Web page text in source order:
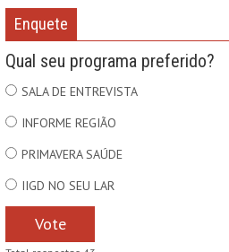
Enquete
Qual seu programa preferido?
SALA DE ENTREVISTA
INFORME REGIÃO
PRIMAVERA SAÚDE
IIGD NO SEU LAR
Vote